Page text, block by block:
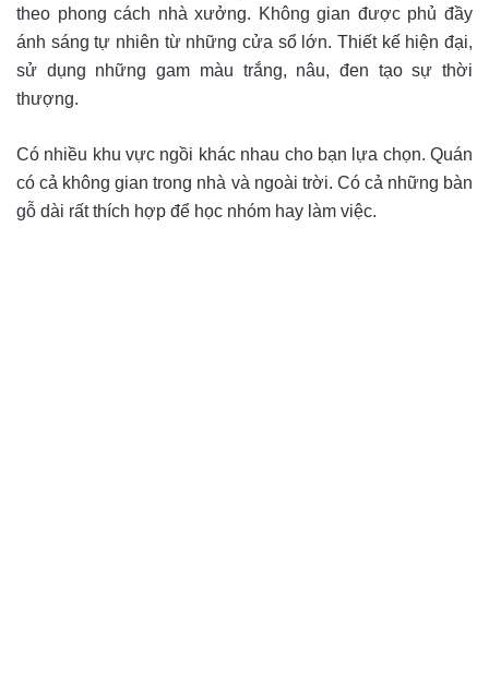
theo phong cách nhà xưởng. Không gian được phủ đầy
ánh sáng tự nhiên từ những cửa sổ lớn. Thiết kế hiện đại,
sử dụng những gam màu trắng, nâu, đen tạo sự thời
thượng.
Có nhiều khu vực ngồi khác nhau cho bạn lựa chọn. Quán
có cả không gian trong nhà và ngoài trời. Có cả những bàn
gỗ dài rất thích hợp để học nhóm hay làm việc.